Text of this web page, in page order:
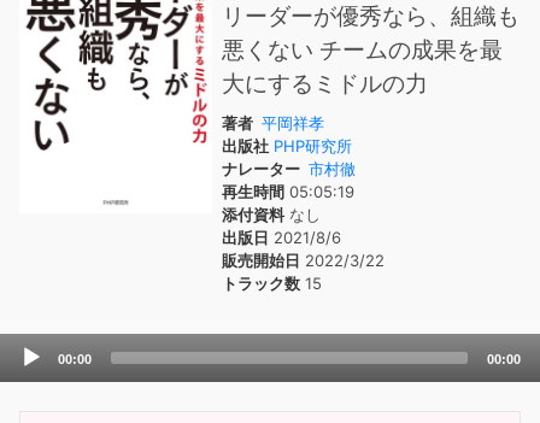
リーダーが優秀なら、組織も
悪くない チームの成果を最
大にするミドルの力
著者 平岡祥孝
出版社 PHP研究所
ナレーター 市村徹
再生時間 05:05:19
添付資料なし
出版日 2021/8/6
販売開始日 2022/3/22
トラック数 15
Audio
00:00 00:00